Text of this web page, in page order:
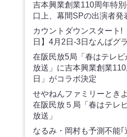
吉本興業創業110周年特別
口上、幕間SPの出演者発
カウントダウンスタート!
日】4月2日-3日なんばグ
在阪民放5局「春はテレ
放送」に吉本興業創業
日」がコラボ決定
せやねんファミリーとき
在阪民放５局「春はテレ
放送」
なるみ・岡村も予測不能｢